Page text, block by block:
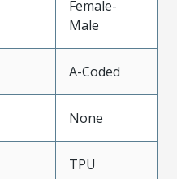
Female-
Male
A-Coded
None
TPU